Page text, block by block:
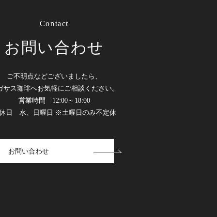
Contact
お問い合わせ
ご不明点などございましたら、
サス珈琲へお気軽にご相談ください。
営業時間 12:00～18:00
日 水、日曜日 ※土曜日のみ不定休
お問い合わせ